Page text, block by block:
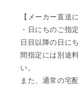
【メーカー直送
・日にちのご指
日目以降の日に
間指定には別途
い。
また、通常の宅